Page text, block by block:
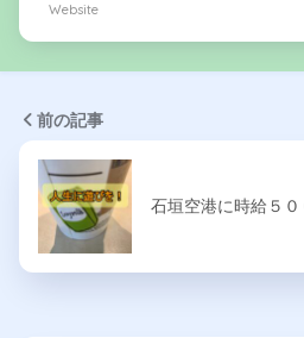
Website
前の記事
石垣空港に時給５０